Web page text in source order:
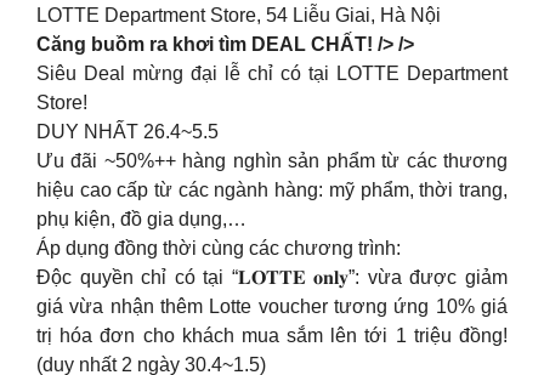
LOTTE Department Store, 54 Liễu Giai, Hà Nội
Căng buồm ra khơi tìm DEAL CHẤT! /> />
Siêu Deal mừng đại lễ chỉ có tại LOTTE Department
Store!
DUY NHẤT 26.4~5.5
Ưu đãi ~50%++ hàng nghìn sản phẩm từ các thương
hiệu cao cấp từ các ngành hàng: mỹ phẩm, thời trang,
phụ kiện, đồ gia dụng,…
Áp dụng đồng thời cùng các chương trình:
Độc quyền chỉ có tại “𝐋𝐎𝐓𝐓𝐄 𝐨𝐧𝐥𝐲”: vừa được giảm
giá vừa nhận thêm Lotte voucher tương ứng 10% giá
trị hóa đơn cho khách mua sắm lên tới 1 triệu đồng!
(duy nhất 2 ngày 30.4~1.5)